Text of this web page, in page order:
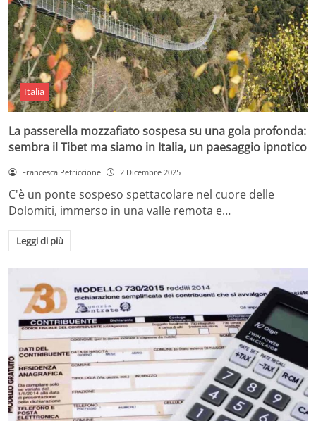
Italia
La passerella mozzafiato sospesa su una gola profonda:
sembra il Tibet ma siamo in Italia, un paesaggio ipnotico
Francesca Petriccione 2 Dicembre 2025
C'è un ponte sospeso spettacolare nel cuore delle
Dolomiti, immerso in una valle remota e…
Leggi di più